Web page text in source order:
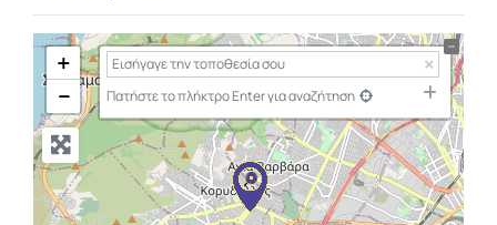
+
−
Πατήστε το πλήκτρο Enter για αναζήτηση